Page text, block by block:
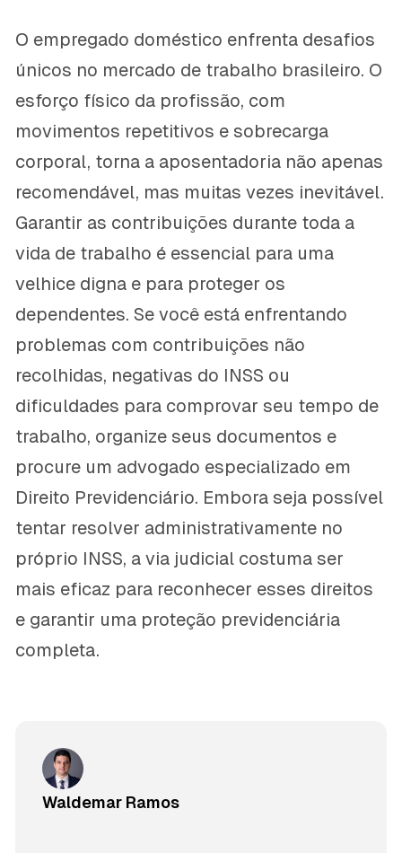
O empregado doméstico enfrenta desafios
únicos no mercado de trabalho brasileiro. O
esforço físico da profissão, com
movimentos repetitivos e sobrecarga
corporal, torna a aposentadoria não apenas
recomendável, mas muitas vezes inevitável.
Garantir as contribuições durante toda a
vida de trabalho é essencial para uma
velhice digna e para proteger os
dependentes. Se você está enfrentando
problemas com contribuições não
recolhidas, negativas do INSS ou
dificuldades para comprovar seu tempo de
trabalho, organize seus documentos e
procure um advogado especializado em
Direito Previdenciário. Embora seja possível
tentar resolver administrativamente no
próprio INSS, a via judicial costuma ser
mais eficaz para reconhecer esses direitos
e garantir uma proteção previdenciária
completa.
Waldemar Ramos